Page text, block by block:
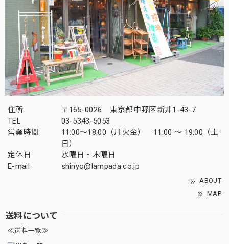
住所
〒165-0026 東京都中野区新井1-43-7
TEL
03-5343-5053
営業時間
11:00～18:00（月火金） 11:00 ～ 19:00（土
日）
定休日
水曜日・木曜日
E-mail
shinyo@lampada.co.jp
ABOUT
MAP
送料について
≪送料一覧≫